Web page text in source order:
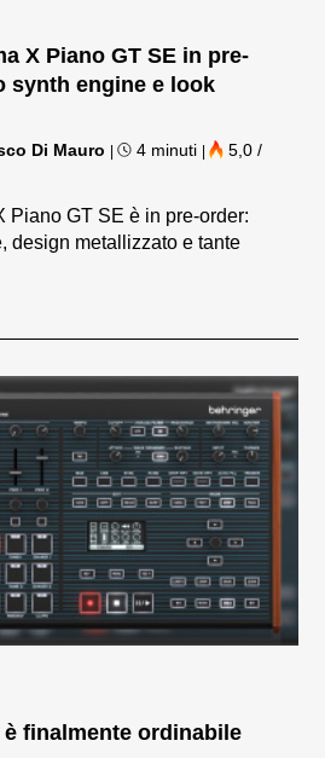
X Piano GT SE in pre-
synth engine e look
Di Mauro | 4 minuti |
5,0 /
Piano GT SE è in pre-order:
design metallizzato e tante
finalmente ordinabile